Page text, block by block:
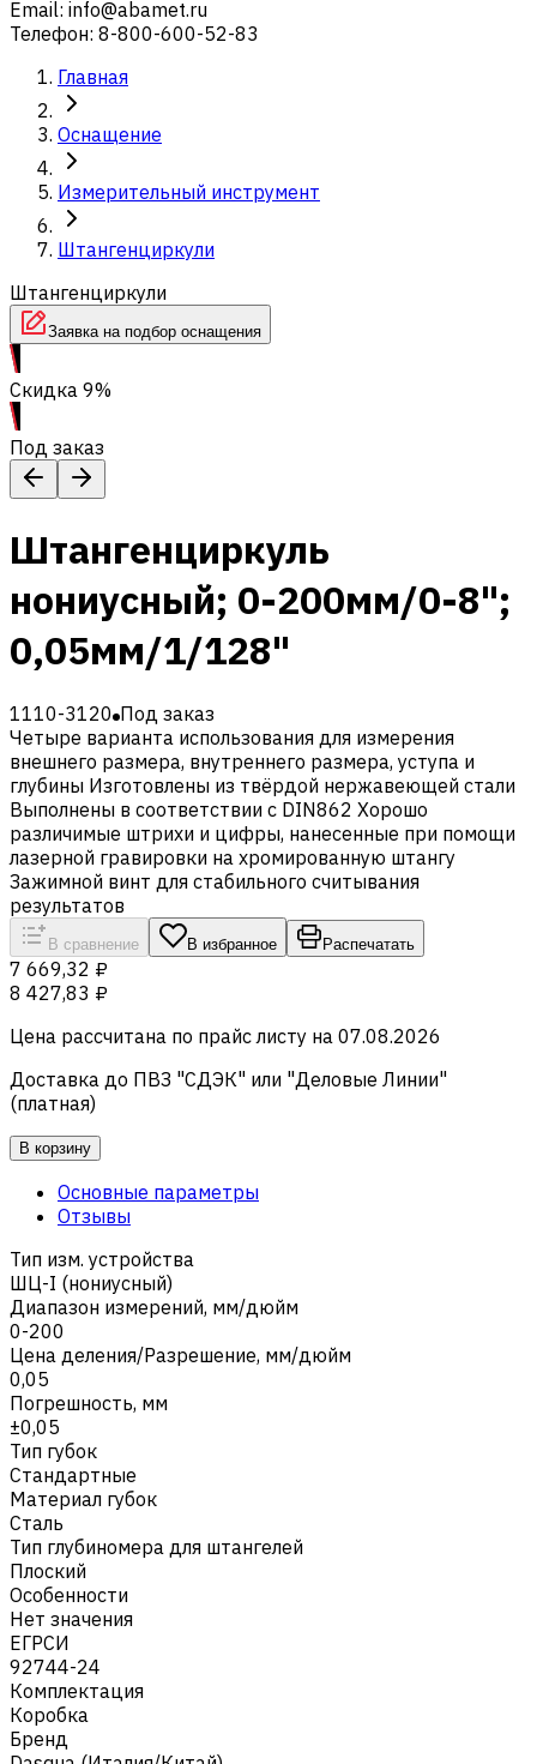
Email: info@abamet.ru
Телефон: 8-800-600-52-83
Главная
Оснащение
Измерительный инструмент
Штангенциркули
Штангенциркули
Заявка на подбор оснащения
Скидка 9%
Под заказ
Штангенциркуль
нониусный; 0-200мм/0-8";
0,05мм/1/128"
1110-3120 Под заказ
Четыре варианта использования для измерения
внешнего размера, внутреннего размера, уступа и
глубины Изготовлены из твёрдой нержавеющей стали
Выполнены в соответствии с DIN862 Хорошо
различимые штрихи и цифры, нанесенные при помощи
лазерной гравировки на хромированную штангу
Зажимной винт для стабильного считывания
результатов
В сравнение В избранное Распечатать
7 669,32 ₽
8 427,83 ₽
Цена рассчитана по прайс листу на 07.08.2026
Доставка до ПВЗ "СДЭК" или "Деловые Линии"
(платная)
В корзину
Основные параметры
Отзывы
Тип изм. устройства
ШЦ-I (нониусный)
Диапазон измерений, мм/дюйм
0-200
Цена деления/Разрешение, мм/дюйм
0,05
Погрешность, мм
±0,05
Тип губок
Стандартные
Материал губок
Сталь
Тип глубиномера для штангелей
Плоский
Особенности
Нет значения
ЕГРСИ
92744-24
Комплектация
Коробка
Бренд